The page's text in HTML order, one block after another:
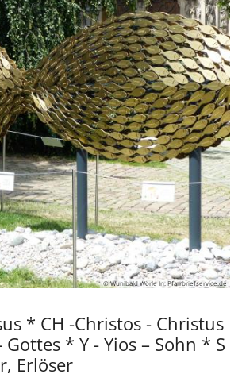
© Wunibald Wörle In: Pfarrbriefservice.de
* CH -Christos - Christus
* Y - Yios – Sohn * S
Erlöser